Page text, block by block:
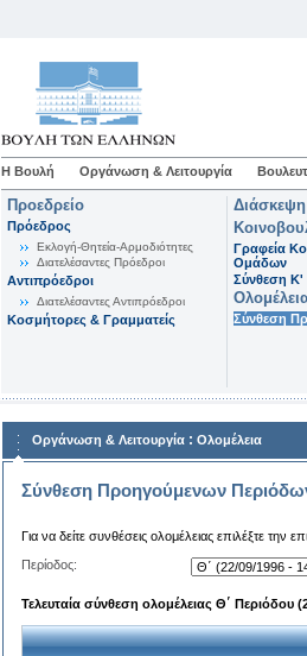
Η Βουλή Οργάνωση & Λειτουργία
Προεδρείο
Πρόεδρος
Εκλογή-Θητεία-Αρμοδιότητες
Διατελέσαντες Πρόεδροι
Αντιπρόεδροι
Διατελέσαντες Αντιπρόεδροι
Κοσμήτορες & Γραμματείς
Γραφεία
Ομάδων
Σύνθεση K'
Σύνθεση
Οργάνωση & Λειτουργία : Ολομέλεια
Σύνθεση Προηγούμενων
Για να δείτε συνθέσεις ολομέλειας επιλέξτε την
Περίοδος:
Τελευταία σύνθεση ολομέλειας Θ΄ Περιόδου